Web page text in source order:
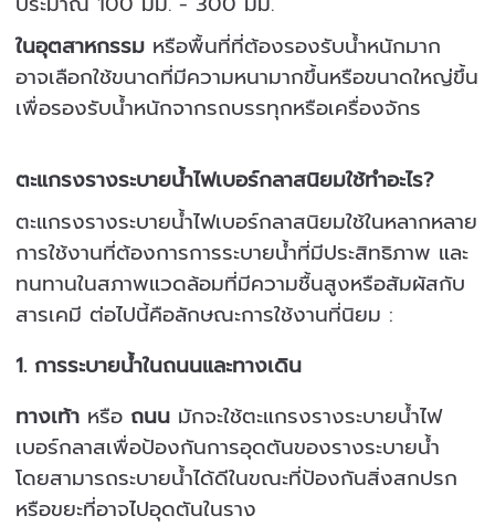
ในอุตสาหกรรม หรือพื้นที่ที่ต้องรองรับน้ำหนักมาก
อาจเลือกใช้ขนาดที่มีความหนามากขึ้นหรือขนาดใหญ่ขึ้น
เพื่อรองรับน้ำหนักจากรถบรรทุกหรือเครื่องจักร
ตะแกรงรางระบายน้ำไฟเบอร์กลาสนิยมใช้ทำอะไร?
ตะแกรงรางระบายน้ำไฟเบอร์กลาสนิยมใช้ในหลากหลาย
การใช้งานที่ต้องการการระบายน้ำที่มีประสิทธิภาพ และ
ทนทานในสภาพแวดล้อมที่มีความชื้นสูงหรือสัมผัสกับ
สารเคมี ต่อไปนี้คือลักษณะการใช้งานที่นิยม :
1. การระบายน้ำในถนนและทางเดิน
ทางเท้า หรือ ถนน มักจะใช้ตะแกรงรางระบายน้ำไฟ
เบอร์กลาสเพื่อป้องกันการอุดตันของรางระบายน้ำ
โดยสามารถระบายน้ำได้ดีในขณะที่ป้องกันสิ่งสกปรก
หรือขยะที่อาจไปอุดตันในราง